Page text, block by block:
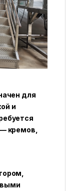
для
и
кремов,